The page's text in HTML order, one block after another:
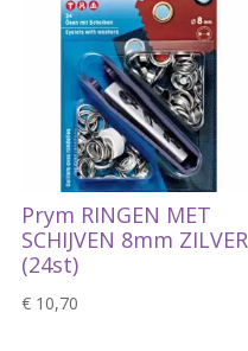
Prym RINGEN MET
SCHIJVEN 8mm ZILVER
(24st)
€10,70